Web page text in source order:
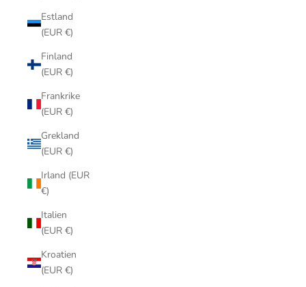
Estland
(EUR €)
Finland
(EUR €)
Frankrike
(EUR €)
Grekland
(EUR €)
Irland (EUR
€)
Italien
(EUR €)
Kroatien
(EUR €)